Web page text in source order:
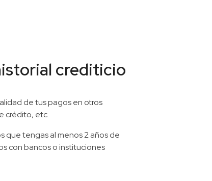
crediticio
de tus pagos en otros
crédito, etc.
que tengas al menos 2 años de
con bancos o instituciones